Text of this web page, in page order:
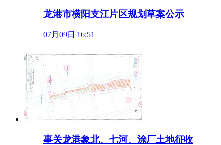
龙港市横阳支江片区规划草案公示
07月09日 16:51
事关龙港象北、七河、涂厂土地征收